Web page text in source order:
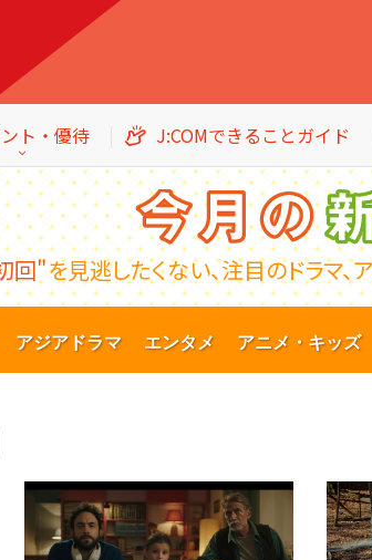
ト・優待 J:COMできることガイド
CS番組一覧
加入者優待
回"を見逃したくない、注目のドラマ、
アジアドラマ エンタメ アニメ・キッズ